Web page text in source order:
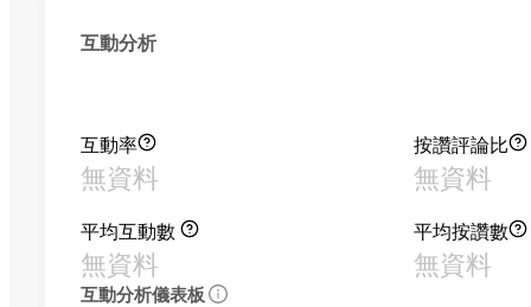
互動分析
互動率
無資料
按讚評論比
無資料
平均互動數
無資料
平均按讚數
無資料
互動分析儀表板